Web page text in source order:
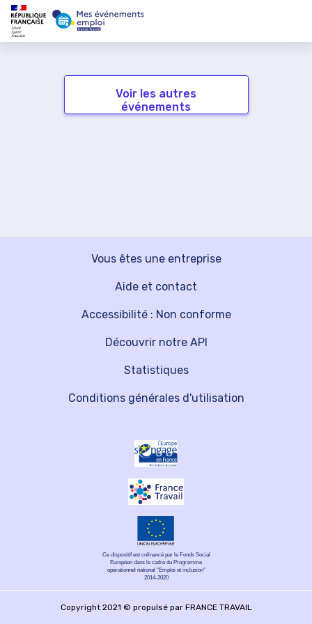
Voir les autres
événements
Vous êtes une entreprise
Découvrir notre API
Aide et contact
Statistiques
Accessibilité : Non conforme
Conditions générales d'utilisation
Ce dispositif est cofinancé par le Fonds Social
Européen dans le cadre du Programme
opérationnel national "Emploi et inclusion"
2014-2020
Copyright 2021 © propulsé par FRANCE TRAVAIL